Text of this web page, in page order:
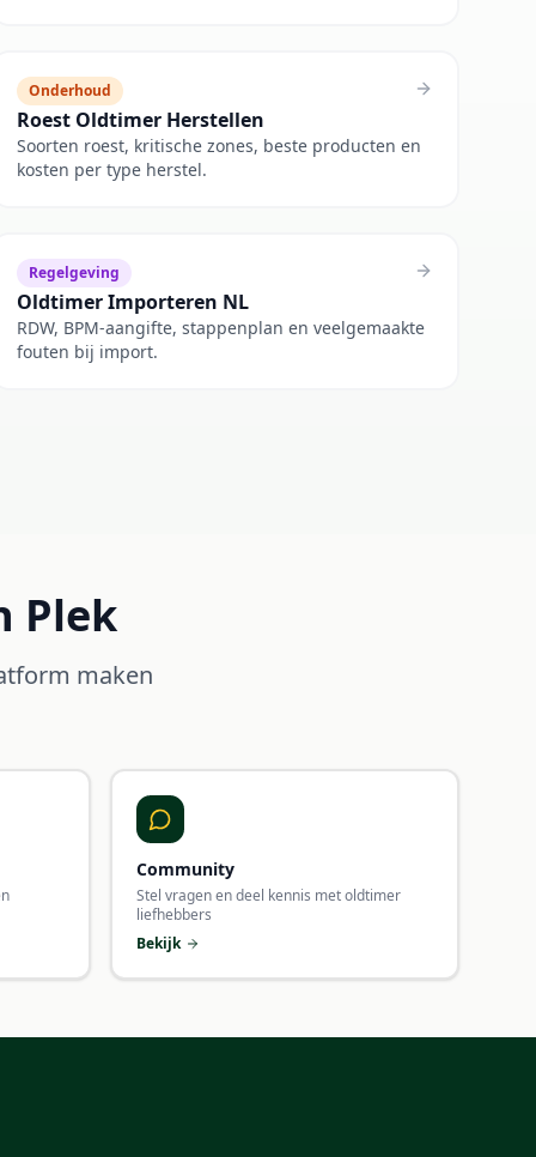
Onderhoud
Roest Oldtimer Herstellen
Soorten roest, kritische zones, beste producten en
kosten per type herstel.
Regelgeving
Oldtimer Importeren NL
RDW, BPM-aangifte, stappenplan en veelgemaakte
fouten bij import.
Plek
maken
Community
Stel vragen en deel kennis met oldtimer
liefhebbers
Bekijk